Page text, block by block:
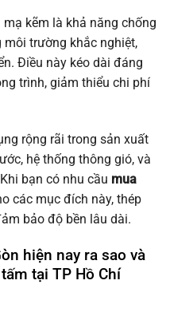
kẽm là khả năng chống
trường khắc nghiệt,
Điều này kéo dài đáng
trình, giảm thiểu chi phí
rộng rãi trong sản xuất
hệ thống thông gió, và
bạn có nhu cầu mua
các mục đích này, thép
bảo độ bền lâu dài.
hiện nay ra sao và
tại TP Hồ Chí